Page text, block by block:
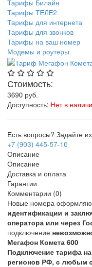
Тарифы Билайн
Тарифы ТЕЛЕ2
Тарифы для интернета
Тарифы для звонков
Тарифы на ваш номер
Модемы и роутеры
Стоимость:
3690 руб.
Доступность: Нет в
Есть вопросы? Задайте
+7 (903) 445-57-10
Описание
Описание
Доставка и оплата
Гарантии
Комментарии (0)
Новые номера
идентификации и
оператора или через
подключение
Мегафон Комета 600
Подключение тарифа
регионов РФ, с любым